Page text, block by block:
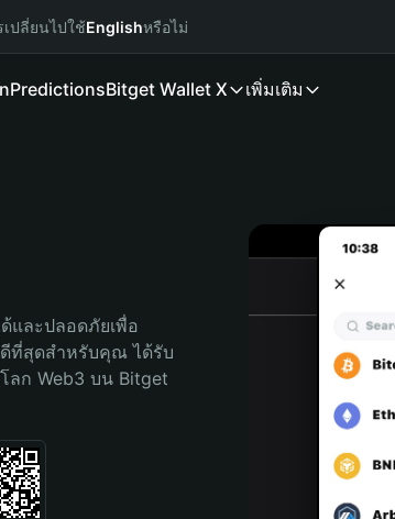
ปลี่ยนไปใช้Englishหรือไม่
PredictionsBitget Wallet X เพิ่มเติม
และปลอดภัยเพื่อ
ดีที่สุดสำหรับคุณ ได้รับ
ลก Web3 บน Bitget